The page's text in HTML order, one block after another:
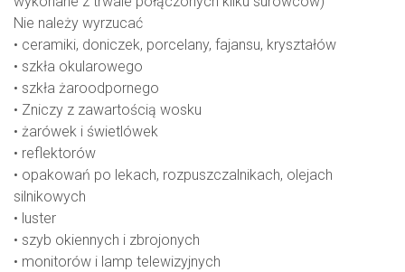
Nie należy wyrzucać
• ceramiki, doniczek, porcelany, fajansu, kryształów
• szkła okularowego
• szkła żaroodpornego
• Zniczy z zawartością wosku
• żarówek i świetlówek
• reflektorów
• opakowań po lekach, rozpuszczalnikach, olejach
silnikowych
• luster
• szyb okiennych i zbrojonych
• monitorów i lamp telewizyjnych